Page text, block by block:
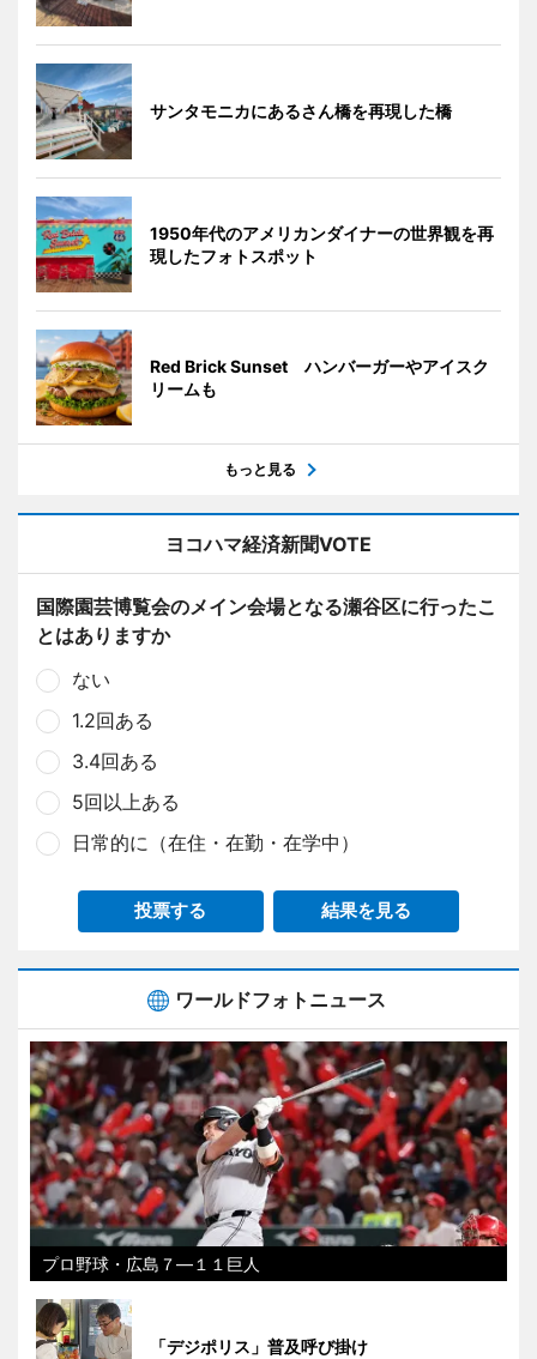
サンタモニカにあるさん橋を再現した橋
1950年代のアメリカンダイナーの世界観を再
現したフォトスポット
Red Brick Sunset ハンバーガーやアイスク
リームも
もっと見る
ヨコハマ経済新聞VOTE
国際園芸博覧会のメイン会場となる瀬谷区に行ったこ
とはありますか
ない
1.2回ある
3.4回ある
5回以上ある
日常的に（在住・在勤・在学中）
投票する 結果を見る
ワールドフォトニュース
プロ野球・広島７―１１巨人
「デジポリス」普及呼び掛け